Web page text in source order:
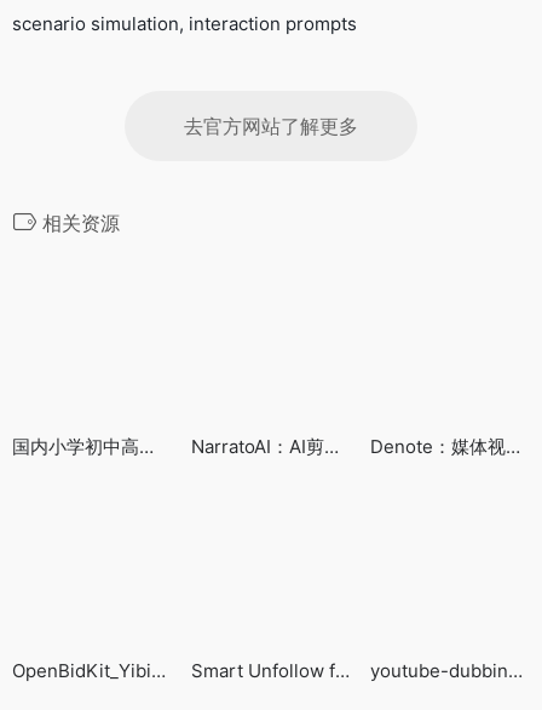
scenario simulation, interaction prompts
去官方网站了解更多
相关资源
国内小学初中高中课本 NarratoAI：AI剪辑解说视频工具 Denote：媒体视频创意AI分析工具
OpenBidKit_Yibiao（易标AI）：完全开源免费的开箱即用AI标书编写工具 Smart Unfollow for Twitter / 智能取关 (推特版) youtube-dubbing:YouTube中文配音